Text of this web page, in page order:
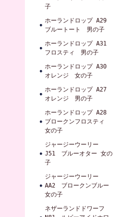
子
ホーランドロップ A29
ブルートート 男の子
ホーランドロップ A31
フロスティ 男の子
ホーランドロップ A30
オレンジ 女の子
ホーランドロップ A27
オレンジ 男の子
ホーランドロップ A28
ブロークンフロスティ
女の子
ジャージーウーリー
J51 ブルーオター 女の
子
ジャージーウーリー
AA2 ブロークンブルー
女の子
ネザーランドドワーフ